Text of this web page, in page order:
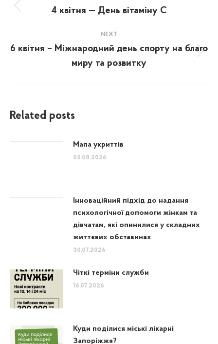
navigation
Previous
4 квітня — День вітаміну С
NEXT
post:
6 квітня – Міжнародний день спорту на благо
миру та розвитку
Related posts
Мапа укриттів
05.08.2026
Інноваційний підхід до надання
психологічної допомоги жінкам та
дівчатам, які опинилися у складних
життєвих обставинах
30.07.2026
Чіткі терміни служби
16.07.2026
Куди поділися міські лікарні
Запоріжжя?